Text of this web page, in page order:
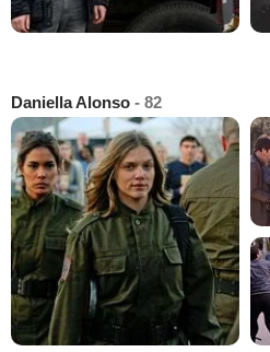
Daniella Alonso - 82